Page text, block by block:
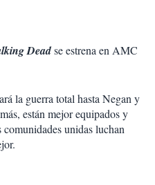
Deadse estrena en AMC
la guerra total hasta Negan y
están mejor equipados y
unidas luchan